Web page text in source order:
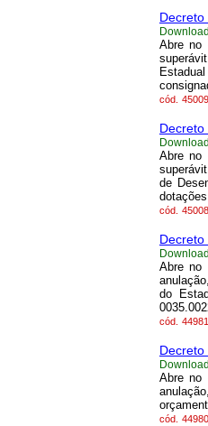
Abre no
cód. 45009
Abre no
de
cód. 45008
Abre no
do
cód. 44981
Abre no
cód. 44980